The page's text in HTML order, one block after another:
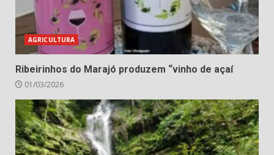
AGRICULTURA
Ribeirinhos do Marajó produzem “vinho de açaí
01/03/2026